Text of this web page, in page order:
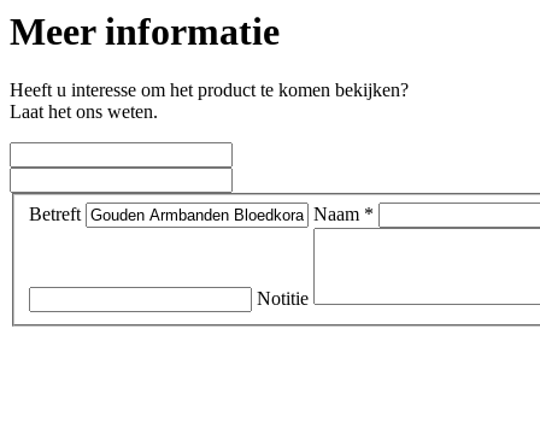
Meer informatie
Heeft u interesse om het product te komen bekijken?
Laat het ons weten.
Betreft Naam *
Notitie